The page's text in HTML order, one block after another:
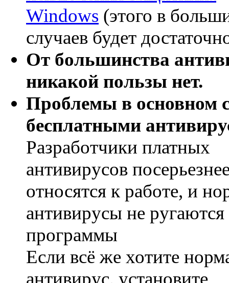
Windows (этого в
случаев будет
От большинства
никакой пользы нет.
Проблемы в основном
бесплатными
Разработчики платных
антивирусов
относятся к работе, и
антивирусы не
программы
Если всё же хотите